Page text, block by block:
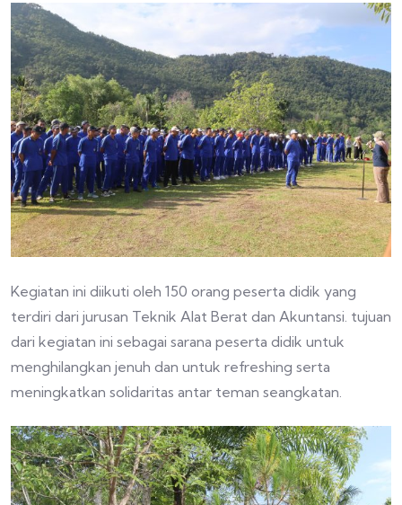
Kegiatan ini diikuti oleh 150 orang peserta didik yang
terdiri dari jurusan Teknik Alat Berat dan Akuntansi. tujuan
dari kegiatan ini sebagai sarana peserta didik untuk
menghilangkan jenuh dan untuk refreshing serta
meningkatkan solidaritas antar teman seangkatan.